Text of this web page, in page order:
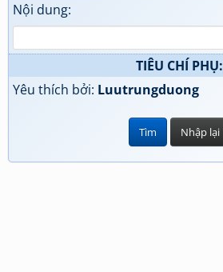
Nội dung:
TIÊU CHÍ PHỤ:
Yêu thích bởi: Luutrungduong